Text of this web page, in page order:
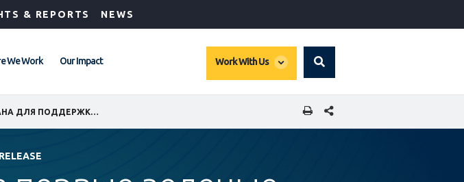
& REPORTS NEWS
We Work Our Impact Work With Us
global
Search
SHARE THIS PAGE